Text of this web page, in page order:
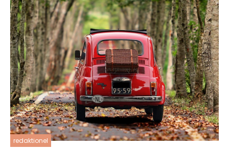
redaktionel